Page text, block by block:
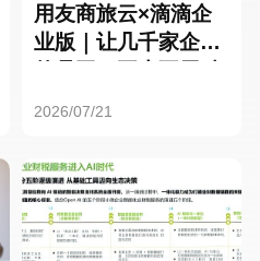
用友商旅云×滴滴企
业版｜让几千家企业
2026/07/21